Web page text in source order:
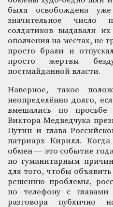
была освобождена
значительное число
солдатиков выдавали
ополчения на местах, не
просто брали и
просто жертвы
постмайданной власти.
Наверное, такое
неопределённо долго,
вмешались по просьбе
Виктора Медведчука
Путин и глава
патриарх Кирилл.
обмен — это событие
по гуманитарным
для того, чтобы
решению проблемы,
по телефону с
разговора публично